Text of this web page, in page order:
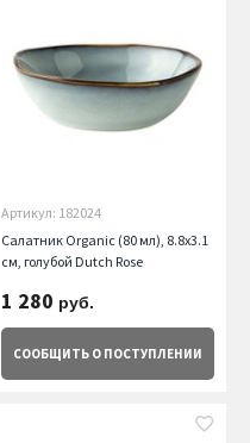
Артикул: 182024
Салатник Organic (80 мл), 8.8х3.1
см, голубой Dutch Rose
1 280 руб.
СООБЩИТЬ О ПОСТУПЛЕНИИ